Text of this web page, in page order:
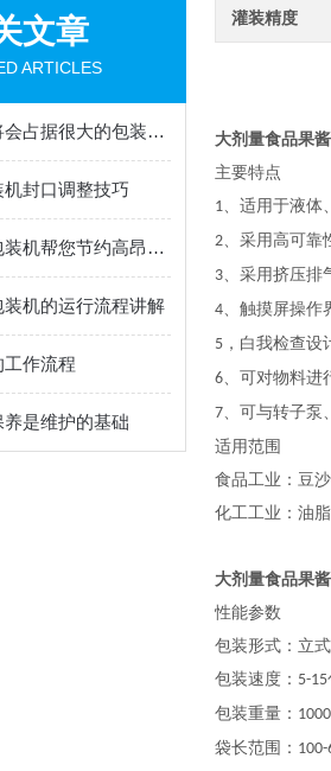
文章
ARTICLES
给袋式机器将会占据很大的包装市场
封口调整技巧
内外袋茶叶包装机帮您节约高昂的人力成本
机的运行流程讲解
作流程
是维护的基础
灌装精度
大剂量食品果
主要特点
1、适用于液体
2、采用高可靠
3、采用挤压排
4、触摸屏操作
5 ，白我检查
6、可对物料进
7、可与转子泵
适用范围
食品工业：豆
化工工业：油
大剂量食品果
性能参数
包装形式：立
包装速度： 5-15
包装重量：
袋长范围：